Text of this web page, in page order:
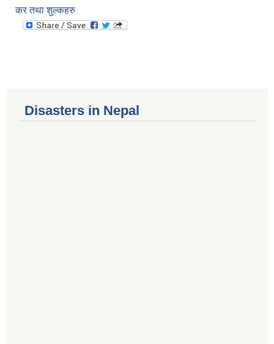
कर तथा शुल्कहरु
Disasters in Nepal